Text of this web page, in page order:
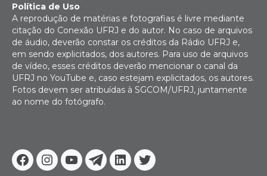
Facebook
Instagram
YoutubeTelegram
Linkedin
Twitter
Política de Uso
A reprodução de matérias e fotografias é livre mediante
citação do Conexão UFRJ e do autor. No caso de arquivos
de áudio, deverão constar os créditos da Rádio UFRJ e,
em sendo explicitados, dos autores. Para uso de arquivos
de vídeo, esses créditos deverão mencionar o canal da
UFRJ no YouTube e, caso estejam explicitados, os autores.
Fotos devem ser atribuídas à SGCOM/UFRJ, juntamente
ao nome do fotógrafo.